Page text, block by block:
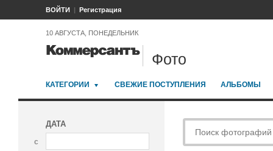
ВОЙТИ Регистрация
10 АВГУСТА, ПОНЕДЕЛЬНИК
Фото
КАТЕГОРИИ СВЕЖИЕ ПОСТУПЛЕНИЯ АЛЬБОМЫ
ДАТА
с